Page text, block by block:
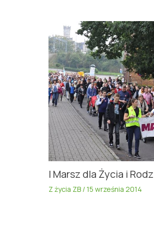
I Marsz dla Życia i
Z życia ZB/15 września 2014